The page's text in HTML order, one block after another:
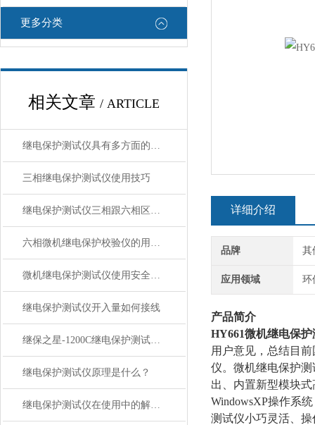
更多分类
相关文章 / ARTICLE
继电保护测试仪具有多方面的特点和优势，以下是具体介绍：
三相继电保护测试仪使用技巧
继电保护测试仪三相跟六相区别在哪里？
六相微机继电保护校验仪的用途与优点解析
微机继电保护测试仪使用安全注意事项
继电保护测试仪开入量如何接线
继保之星-1200C继电保护测试仪特点
继电保护测试仪原理是什么？
继电保护测试仪在使用中的解析在使用中的解析
详细介绍
品牌 其
应用领域 环
产品简介
HY661微机继电保护
用户意见，总结目
仪。微机继电保护
出、内置新型模块
WindowsXP操作系
测试仪小巧灵活、